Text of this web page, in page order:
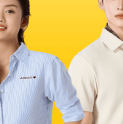
với quần ống
rộng cạp thấp với áo
cách vô cùng ấn
rũ.
biệt phù hợp với
toàn bộ phần eo trở
nhìn.